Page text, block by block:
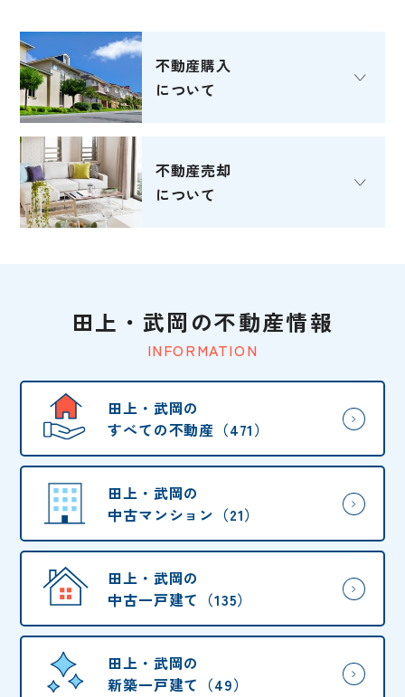
不動産購入
について
不動産売却
について
INFORMATION
田上・武岡の不動産情報
田上・武岡の
すべての不動産（471）
田上・武岡の
中古マンション（21）
田上・武岡の
中古一戸建て（135）
田上・武岡の
新築一戸建て（49）